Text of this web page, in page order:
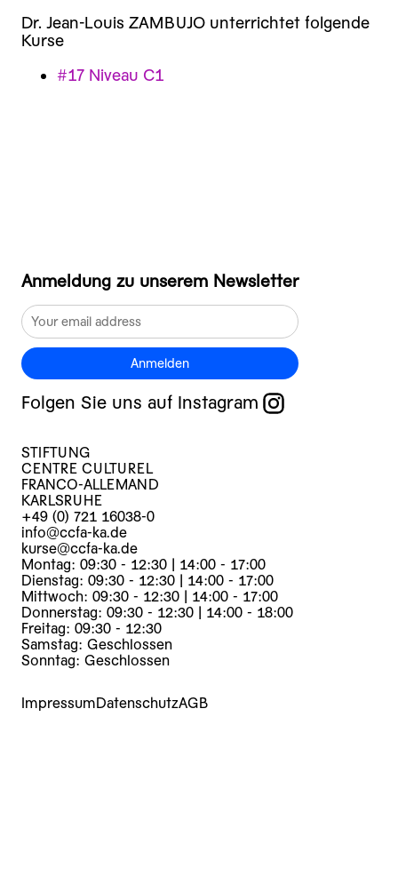
Dr. Jean-Louis ZAMBUJO unterrichtet folgende
Kurse
#17 Niveau C1
Anmeldung zu unserem Newsletter
Anmelden
Folgen Sie uns auf Instagram
STIFTUNG
CENTRE CULTUREL
FRANCO-ALLEMAND
KARLSRUHE
+49 (0) 721 16038-0
info@ccfa-ka.de
kurse@ccfa-ka.de
Montag: 09:30 - 12:30 | 14:00 - 17:00
Dienstag: 09:30 - 12:30 | 14:00 - 17:00
Mittwoch: 09:30 - 12:30 | 14:00 - 17:00
Donnerstag: 09:30 - 12:30 | 14:00 - 18:00
Freitag: 09:30 - 12:30
Samstag: Geschlossen
Sonntag: Geschlossen
ImpressumDatenschutzAGB